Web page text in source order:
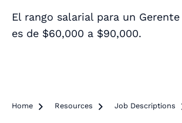
El rango salarial para un
es de $60,000 a $90,000.
Home  Resources  Job Descriptions